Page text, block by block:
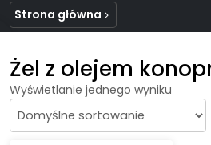
Strona główna
Żel z olejem
Wyświetlanie jednego wyniku